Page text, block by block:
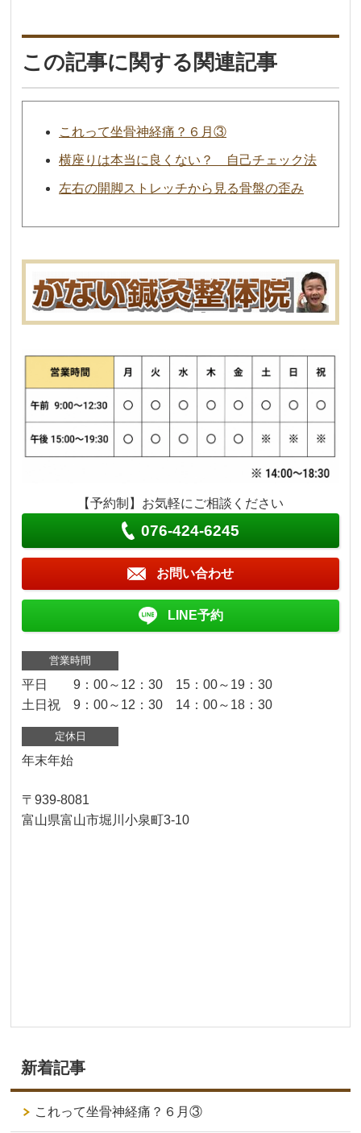
この記事に関する関連記事
これって坐骨神経痛？６月③
横座りは本当に良くない？ 自己チェック法
左右の開脚ストレッチから見る骨盤の歪み
【予約制】お気軽にご相談ください
076-424-6245
お問い合わせ
LINE予約
営業時間
平日 9：00～12：30 15：00～19：30
土日祝 9：00～12：30 14：00～18：30
定休日
年末年始
〒939-8081
富山県富山市堀川小泉町3-10
新着記事
これって坐骨神経痛？６月③